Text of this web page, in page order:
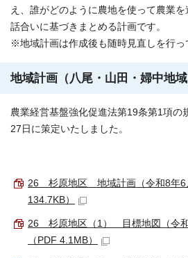
え、誰がどのように農地を使って農業
話合いに基づきまとめる計画です。
※地域計画は作成後も随時見直しを行っ
地域計画（八尾・山田・婦中地域
農業経営基盤強化促進法第19条第1項の
27日に策定いたしました。
26 杉原地区 地域計画（令和8年6
134.7KB）
26 杉原地区（1） 目標地図（令和
（PDF 4.1MB）